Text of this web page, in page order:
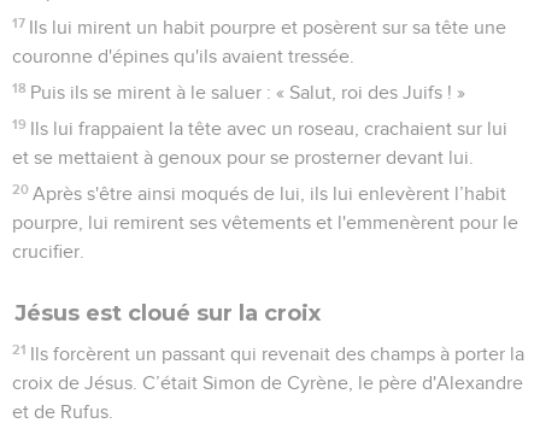
17 Ils lui mirent un habit pourpre et posèrent sur sa tête une
couronne d'épines qu'ils avaient tressée.
18 Puis ils se mirent à le saluer : « Salut, roi des Juifs ! »
19 Ils lui frappaient la tête avec un roseau, crachaient sur lui
et se mettaient à genoux pour se prosterner devant lui.
20 Après s'être ainsi moqués de lui, ils lui enlevèrent l’habit
pourpre, lui remirent ses vêtements et l'emmenèrent pour le
crucifier.
Jésus est cloué sur la croix
21 Ils forcèrent un passant qui revenait des champs à porter la
croix de Jésus. C’était Simon de Cyrène, le père d'Alexandre
et de Rufus.